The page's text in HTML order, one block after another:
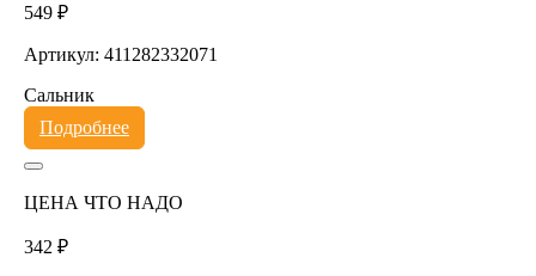
549 ₽
Артикул: 411282332071
Сальник
Подробнее
ЦЕНА ЧТО НАДО
342 ₽